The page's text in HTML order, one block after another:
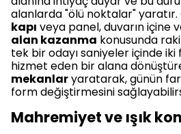
alanlarda "ölü noktalar" yaratır.
kapı veya panel, duvarın içine
alan kazanma konusunda
tek bir odayı saniyeler içinde iki
hizmet eden bir alana
mekanlaryaratarak, günün
form değiştirmesini
Mahremiyet ve ışık